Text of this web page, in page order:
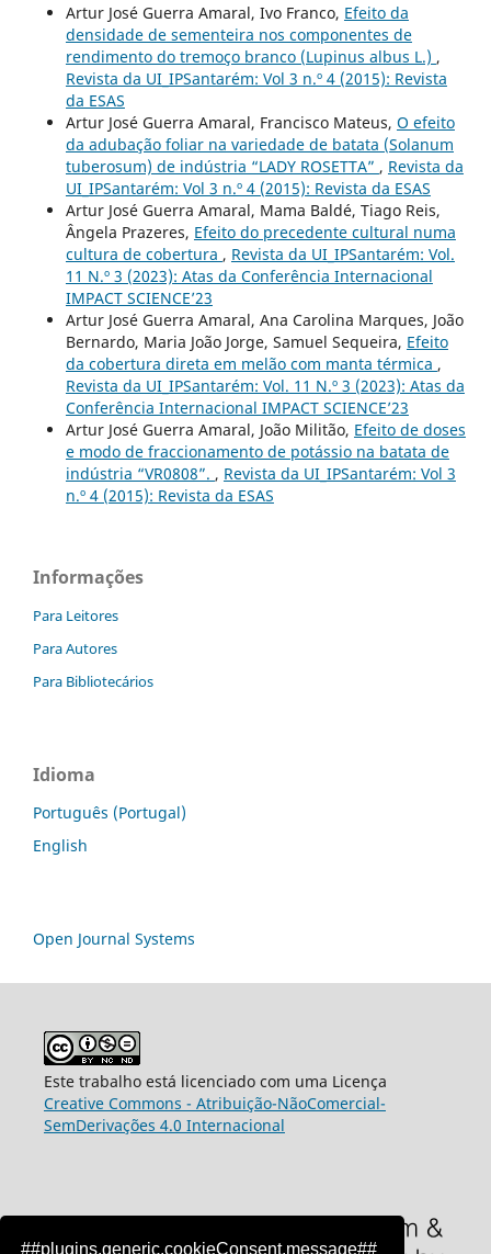
##plugins.generic.cookieConsent.message##
Artur José Guerra Amaral, Ivo Franco, Efeito da
densidade de sementeira nos componentes de
rendimento do tremoço branco (Lupinus albus L.) ,
Revista da UI_IPSantarém: Vol 3 n.º 4 (2015): Revista
da ESAS
Artur José Guerra Amaral, Francisco Mateus, O efeito
da adubação foliar na variedade de batata (Solanum
tuberosum) de indústria “LADY ROSETTA” , Revista da
UI_IPSantarém: Vol 3 n.º 4 (2015): Revista da ESAS
Artur José Guerra Amaral, Mama Baldé, Tiago Reis,
Ângela Prazeres, Efeito do precedente cultural numa
cultura de cobertura , Revista da UI_IPSantarém: Vol.
11 N.º 3 (2023): Atas da Conferência Internacional
IMPACT SCIENCE’23
Artur José Guerra Amaral, Ana Carolina Marques, João
Bernardo, Maria João Jorge, Samuel Sequeira, Efeito
da cobertura direta em melão com manta térmica ,
Revista da UI_IPSantarém: Vol. 11 N.º 3 (2023): Atas da
Conferência Internacional IMPACT SCIENCE’23
Artur José Guerra Amaral, João Militão, Efeito de doses
e modo de fraccionamento de potássio na batata de
indústria “VR0808”. , Revista da UI_IPSantarém: Vol 3
n.º 4 (2015): Revista da ESAS
Informações
Para Leitores
Para Autores
Para Bibliotecários
Idioma
Português (Portugal)
English
Open Journal Systems
Este trabalho está licenciado com uma Licença
Creative Commons - Atribuição-NãoComercial-
SemDerivações 4.0 Internacional